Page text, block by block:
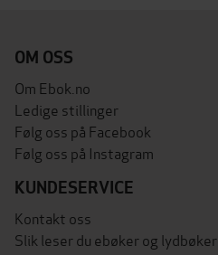
OM OSS
Om Ebok.no
Ledige stillinger
Følg oss på Facebook
Følg oss på Instagram
KUNDESERVICE
Kontakt oss
Slik leser du ebøker og lydbøker